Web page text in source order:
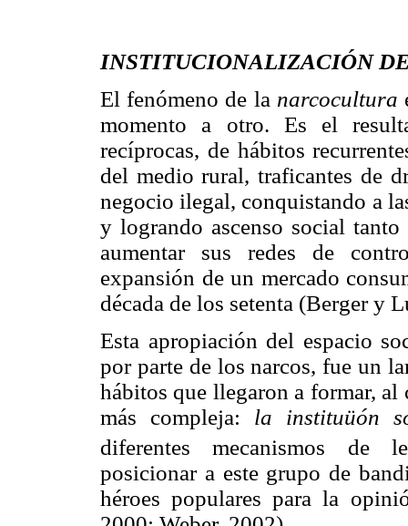
INSTITUCIONALIZACIÓN
El fenómeno de la narcocultura
momento a otro. Es el
recíprocas, de hábitos
del medio rural, traficantes de
negocio ilegal, conquistando a
y logrando ascenso social
aumentar sus redes de
expansión de un mercado
década de los setenta (Berger y
Esta apropiación del espacio
por parte de los narcos, fue un
hábitos que llegaron a formar, al
más compleja: la instituüón
diferentes mecanismos de
posicionar a este grupo de
héroes populares para la